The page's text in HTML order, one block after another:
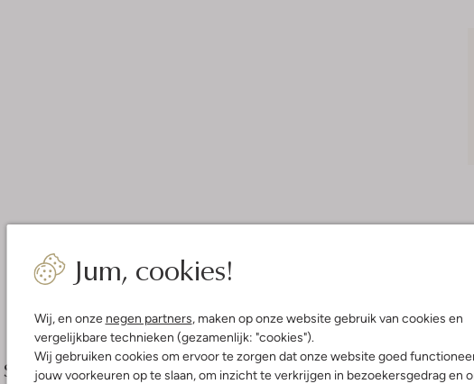
Jum, cookies!
Wij, en onze negen partners, maken op onze website gebruik van cookies en
vergelijkbare technieken (gezamenlijk: "cookies").
Wij gebruiken cookies om ervoor te zorgen dat onze website goed
jouw voorkeuren op te slaan, om inzicht te verkrijgen in bezoekersgedrag en
Bezorgen & retourneren
Samenstelling & Pasvorm Wasvoorschriften